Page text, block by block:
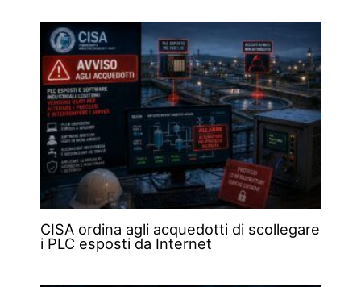
CISA ordina agli acquedotti di scollegare
i PLC esposti da Internet